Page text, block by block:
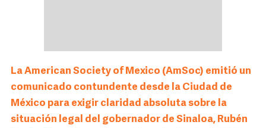
La American Society of Mexico (AmSoc) emitió un
comunicado contundente desde la Ciudad de
México para exigir claridad absoluta sobre la
situación legal del gobernador de Sinaloa, Rubén